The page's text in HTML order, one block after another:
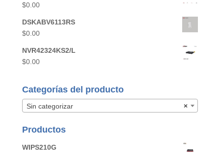
$0.00
DSKABV6113RS
$0.00
NVR42324KS2/L
$0.00
Categorías del producto
×
Sin categorizar
Productos
WIPS210G